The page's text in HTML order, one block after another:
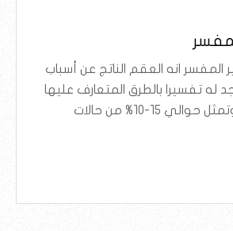
المفسر انه العقم الناتج عن أسباب
له تفسيرا بالطرق المتعارف عليها
طبيا حتى الان , وتمثل حوالي 15-10% من حالات